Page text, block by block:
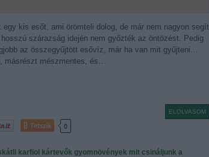
egy kis esőt, ami örömteli dolog, de már nem nagyon segít
szárazság idején nem győzték az öntözést. Pedig
az összegyűjtött esővíz, már ha van mit gyűjteni…
másrészt mészmentes, és…
ELOLVASOM
Tetszik 0
karfiol kártevők gyomnövények mit csináljunk a